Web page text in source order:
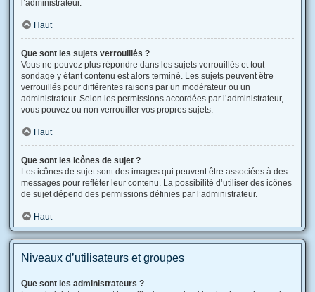
l’administrateur.
Haut
Que sont les sujets verrouillés ?
Vous ne pouvez plus répondre dans les sujets verrouillés et tout
sondage y étant contenu est alors terminé. Les sujets peuvent être
verrouillés pour différentes raisons par un modérateur ou un
administrateur. Selon les permissions accordées par l’administrateur,
vous pouvez ou non verrouiller vos propres sujets.
Haut
Que sont les icônes de sujet ?
Les icônes de sujet sont des images qui peuvent être associées à des
messages pour refléter leur contenu. La possibilité d’utiliser des icônes
de sujet dépend des permissions définies par l’administrateur.
Haut
Niveaux d’utilisateurs et groupes
Que sont les administrateurs ?